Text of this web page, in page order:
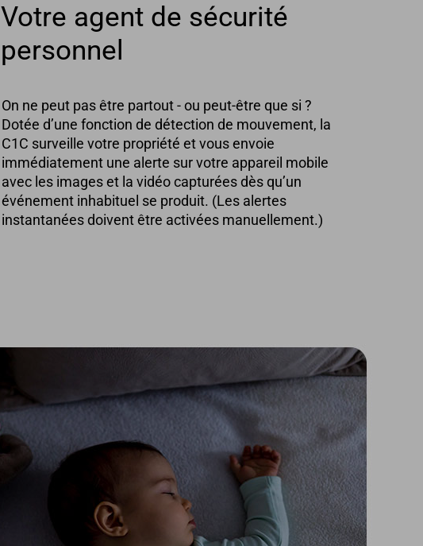
Votre agent de sécurité
personnel
On ne peut pas être partout - ou peut-être que si ?
Dotée d’une fonction de détection de mouvement, la
C1C surveille votre propriété et vous envoie
immédiatement une alerte sur votre appareil mobile
avec les images et la vidéo capturées dès qu’un
événement inhabituel se produit. (Les alertes
instantanées doivent être activées manuellement.)